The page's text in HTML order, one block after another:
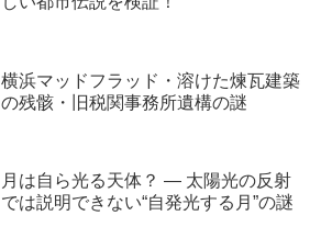
横浜マッドフラッド・溶けた煉瓦建築
の残骸・旧税関事務所遺構の謎
月は自ら光る天体？ ― 太陽光の反射
では説明できない“自発光する月”の謎